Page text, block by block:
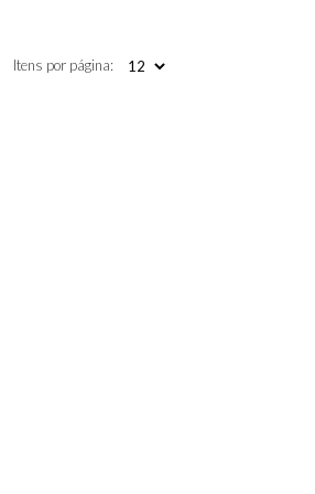
Itens por página: